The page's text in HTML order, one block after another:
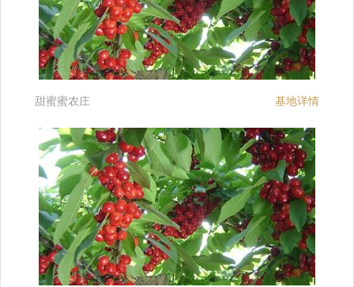
甜蜜蜜农庄 基地详情
农家风 基地详情